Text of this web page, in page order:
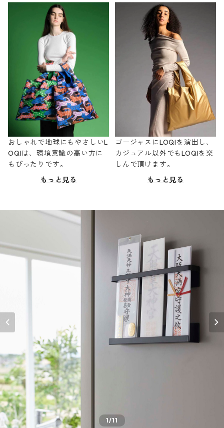
おしゃれで地球にもやさしいL
OQIは、環境意識の高い方に
もぴったりです。
もっと見る
ゴージャスにLOQIを演出し、
カジュアル以外でもLOQIを楽
しんで頂けます。
もっと見る
1/11